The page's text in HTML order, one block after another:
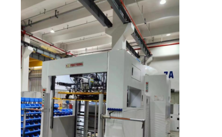
PRIVACY
POLICY